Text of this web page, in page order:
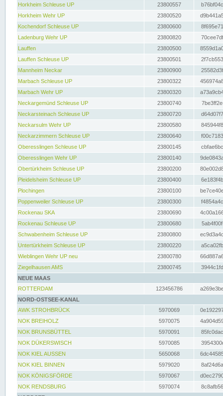
Horkheim Schleuse UP
23800557
Horkheim Wehr UP
23800520
Kochendorf Schleuse UP
23800600
Ladenburg Wehr UP
23800820
Lauffen
23800500
Lauffen Schleuse UP
23800501
Mannheim Neckar
23800900
Marbach Schleuse UP
23800322
Marbach Wehr UP
23800320
Neckargemünd Schleuse UP
23800740
Neckarsteinach Schleuse UP
23800720
Neckarsulm Wehr UP
23800580
Neckarzimmern Schleuse UP
23800640
Oberesslingen Schleuse UP
23800145
Oberesslingen Wehr UP
23800140
Obertürkheim Schleuse UP
23800200
Pleidelsheim Schleuse UP
23800400
Plochingen
23800100
Poppenweiler Schleuse UP
23800300
Rockenau SKA
23800690
Rockenau Schleuse UP
23800680
Schwabenheim Schleuse UP
23800800
Untertürkheim Schleuse UP
23800220
Wieblingen Wehr UP neu
23800780
Ziegelhausen AMS
23800745
NEUE MAAS
ROTTERDAM
123456786
NORD-OSTSEE-KANAL
AWK STROHBRÜCK
5970069
NOK BREIHOLZ
5970075
NOK BRUNSBÜTTEL
5970091
NOK DÜKERSWISCH
5970085
NOK KIEL AUSSEN
5650068
NOK KIEL BINNEN
5979020
NOK KÖNIGSFÖRDE
5970067
NOK RENDSBURG
5970074